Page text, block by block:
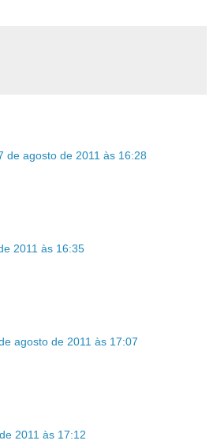
de agosto de 2011 às 16:28
2011 às 16:35
agosto de 2011 às 17:07
2011 às 17:12